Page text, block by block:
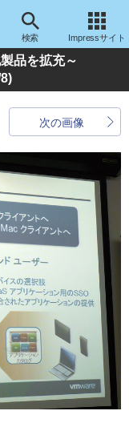
検索 Impressサイト
品を拡充～
次の画像